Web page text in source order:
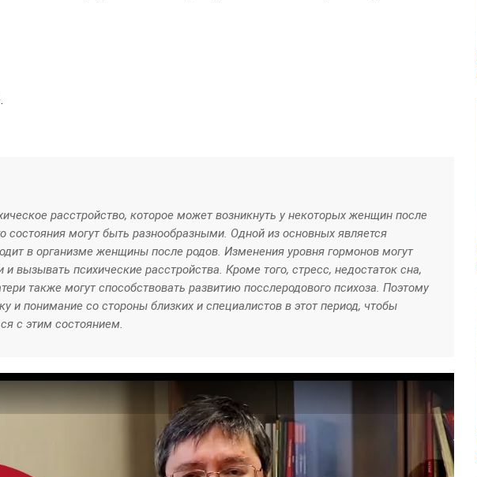
расстройство, которое может возникнуть у некоторых женщин после
состояния могут быть разнообразными. Одной из основных является
в организме женщины после родов. Изменения уровня гормонов могут
вызывать психические расстройства. Кроме того, стресс, недостаток сна,
также могут способствовать развитию посслеродового психоза. Поэтому
понимание со стороны близких и специалистов в этот период, чтобы
с этим состоянием.